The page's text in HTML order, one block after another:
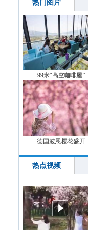
热门图片
99米“高空咖啡屋”
德国波恩樱花盛开
热点视频